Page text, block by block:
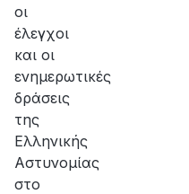
οι
έλεγχοι
και οι
ενημερωτικές
δράσεις
της
Ελληνικής
Αστυνομίας
στο